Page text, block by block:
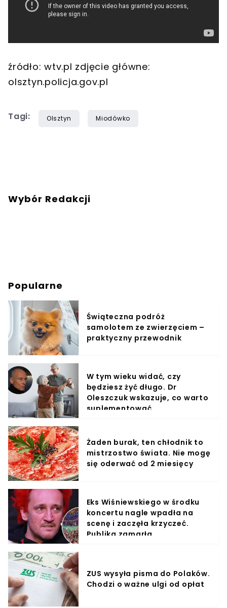
źródło: wtv.pl zdjęcie główne:
olsztyn.policja.gov.pl
Tagi: Olsztyn Miodówko
Wybór Redakcji
Popularne
Świąteczna podróż
samolotem ze zwierzęciem –
praktyczny przewodnik
W tym wieku widać, czy
będziesz żyć długo. Dr
Oleszczuk wskazuje, co warto
suplementować
Żaden burak, ten chłodnik to
mistrzostwo świata. Nie mogę
się oderwać od 2 miesięcy
Eks Wiśniewskiego w środku
koncertu nagle wpadła na
scenę i zaczęła krzyczeć.
Publika zamarła
ZUS wysyła pisma do Polaków.
Chodzi o ważne ulgi od opłat